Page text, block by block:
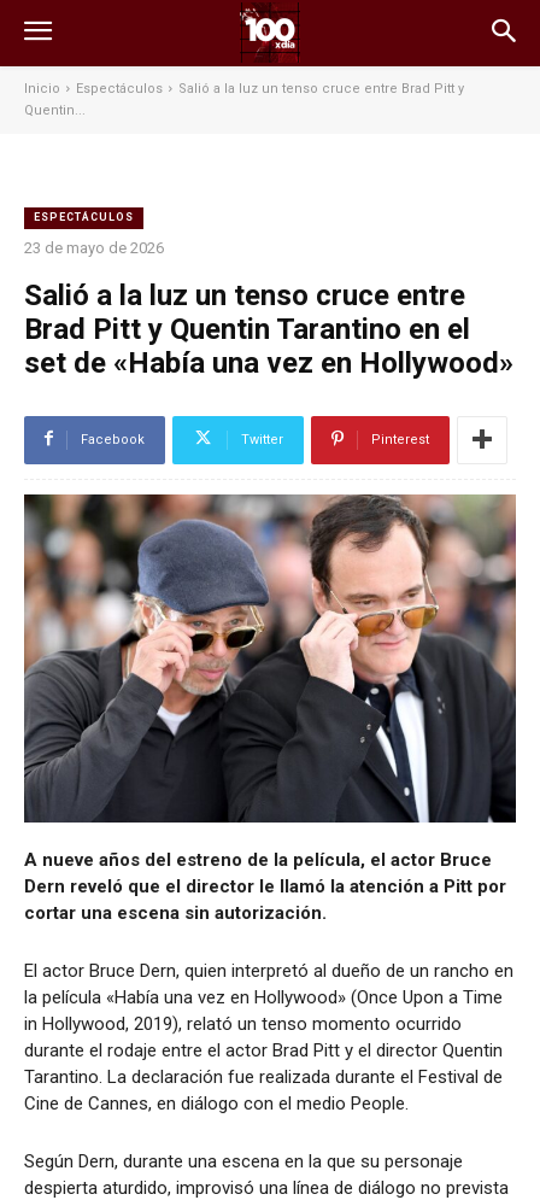
Inicio Espectáculos
Salió a la luz un tenso cruce entre Brad Pitt y
Quentin...
ESPECTÁCULOS
23 de mayo de 2026
Salió a la luz un tenso cruce entre
Brad Pitt y Quentin Tarantino en el
set de «Había una vez en Hollywood»
Facebook Twitter Pinterest
A nueve años del estreno de la película, el actor Bruce
Dern reveló que el director le llamó la atención a Pitt por
cortar una escena sin autorización.
El actor Bruce Dern, quien interpretó al dueño de un rancho en
la película «Había una vez en Hollywood» (Once Upon a Time
in Hollywood, 2019), relató un tenso momento ocurrido
durante el rodaje entre el actor Brad Pitt y el director Quentin
Tarantino. La declaración fue realizada durante el Festival de
Cine de Cannes, en diálogo con el medio People.
Según Dern, durante una escena en la que su personaje
despierta aturdido, improvisó una línea de diálogo no prevista